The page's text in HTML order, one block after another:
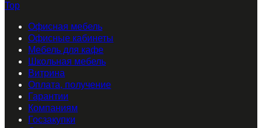
Top
Офисная мебель
Офисные кабинеты
Мебель для кафе
Школьная мебель
Витрина
Оплата, получение
Гарантии
Компаниям
Госзакупки